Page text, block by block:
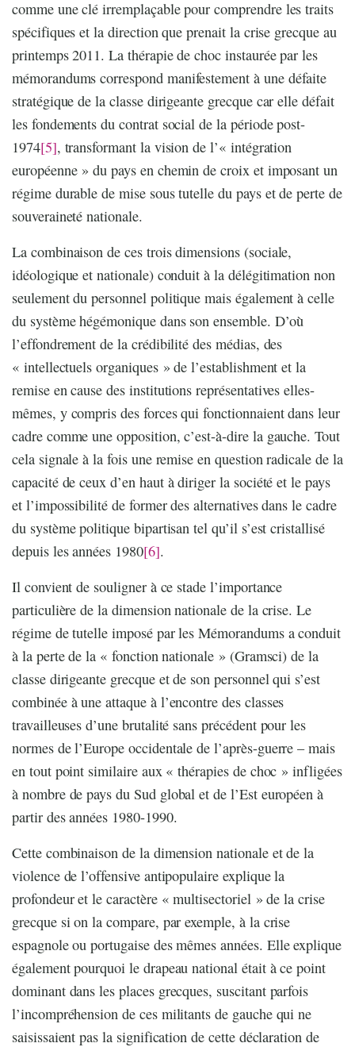
comme une clé irremplaçable pour comprendre les traits
spécifiques et la direction que prenait la crise grecque au
printemps 2011. La thérapie de choc instaurée par les
mémorandums correspond manifestement à une défaite
stratégique de la classe dirigeante grecque car elle défait
les fondements du contrat social de la période post-
1974[5], transformant la vision de l’« intégration
européenne » du pays en chemin de croix et imposant un
régime durable de mise sous tutelle du pays et de perte de
souveraineté nationale.
La combinaison de ces trois dimensions (sociale,
idéologique et nationale) conduit à la délégitimation non
seulement du personnel politique mais également à celle
du système hégémonique dans son ensemble. D’où
l’effondrement de la crédibilité des médias, des
« intellectuels organiques » de l’establishment et la
remise en cause des institutions représentatives elles-
mêmes, y compris des forces qui fonctionnaient dans leur
cadre comme une opposition, c’est-à-dire la gauche. Tout
cela signale à la fois une remise en question radicale de la
capacité de ceux d’en haut à diriger la société et le pays
et l’impossibilité de former des alternatives dans le cadre
du système politique bipartisan tel qu’il s’est cristallisé
depuis les années 1980[6].
Il convient de souligner à ce stade l’importance
particulière de la dimension nationale de la crise. Le
régime de tutelle imposé par les Mémorandums a conduit
à la perte de la « fonction nationale » (Gramsci) de la
classe dirigeante grecque et de son personnel qui s’est
combinée à une attaque à l’encontre des classes
travailleuses d’une brutalité sans précédent pour les
normes de l’Europe occidentale de l’après-guerre – mais
en tout point similaire aux « thérapies de choc » infligées
à nombre de pays du Sud global et de l’Est européen à
partir des années 1980-1990.
Cette combinaison de la dimension nationale et de la
violence de l’offensive antipopulaire explique la
profondeur et le caractère « multisectoriel » de la crise
grecque si on la compare, par exemple, à la crise
espagnole ou portugaise des mêmes années. Elle explique
également pourquoi le drapeau national était à ce point
dominant dans les places grecques, suscitant parfois
l’incompréhension de ces militants de gauche qui ne
saisissaient pas la signification de cette déclaration de